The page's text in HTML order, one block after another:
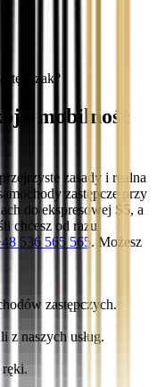
i mobilność
zasady i realna
zastępcze przy
do ekspresowej S5, a
chcesz od razu
536 565 565. Możesz
zastępczych.
z naszych usług.
ręki.